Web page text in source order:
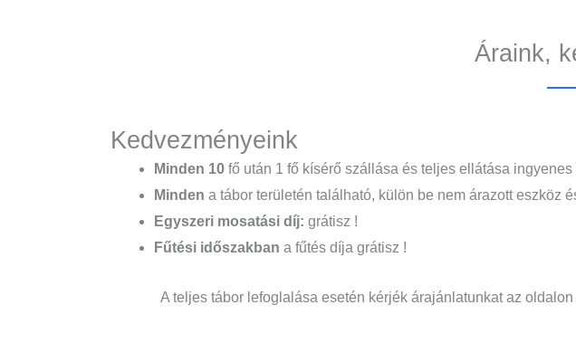
Áraink,
Kedvezményeink
Minden 10 fő után 1 fő kísérő szállása és teljes ellátása ingyenes
Minden a tábor területén található, külön be nem árazott eszköz
Egyszeri mosatási díj: grátisz !
Fűtési időszakban a fűtés díja grátisz !
A teljes tábor lefoglalása esetén kérjék árajánlatunkat az